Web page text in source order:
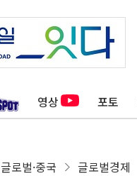
영상 포토
글로벌·중국 글로벌경제